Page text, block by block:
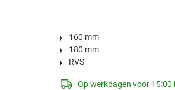
Op werkdagen voor
160 mm
180 mm
RVS